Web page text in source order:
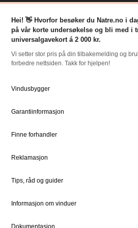
Klassisk stil
Tilpasninger
RESSURSER
Slik bestiller du
Priser
Dokumentsenter
STØTTE
Kundeservice
Kontakt
Vedlikehold
Hei! 👋 Hvorfor besøker du Natre.no i
på vår korte undersøkelse og bli med i
universalgavekort á 2 000 kr.
Vi setter stor pris på din tilbakemelding og
forbedre nettsiden. Takk for hjelpen!
Vindusbygger
Garantiinformasjon
Finne forhandler
Reklamasjon
Tips, råd og guider
Informasjon om vinduer
Dokumentasjon